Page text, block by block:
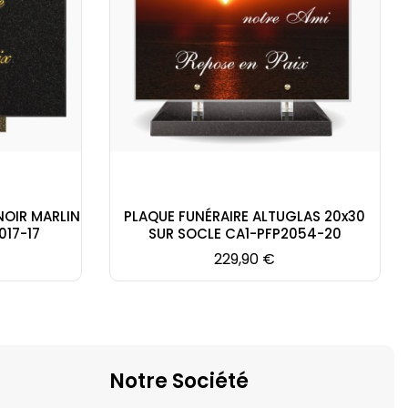
MARLIN
17
PLAQUE FUNÉRAIRE ALTUGLAS 20x30
SUR SOCLE CA1-PFP2054-20
Prix
229,90 €
Notre Société